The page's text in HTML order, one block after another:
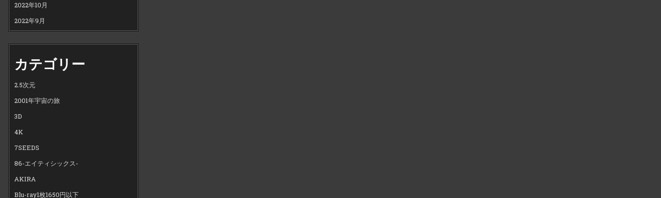
2022年10月
2022年9月
カテゴリー
2.5次元
2001年宇宙の旅
3D
4K
7SEEDS
86-エイティシックス-
AKIRA
Blu-ray1枚1650円以下